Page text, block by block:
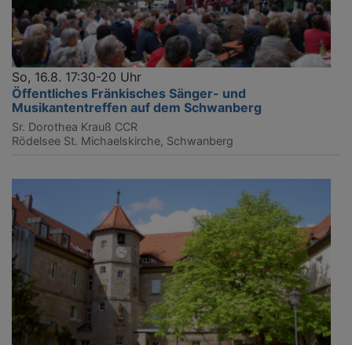
So, 16.8. 17:30-20 Uhr
Öffentliches Fränkisches Sänger- und
Musikantentreffen auf dem Schwanberg
Sr. Dorothea Krauß CCR
Rödelsee St. Michaelskirche, Schwanberg